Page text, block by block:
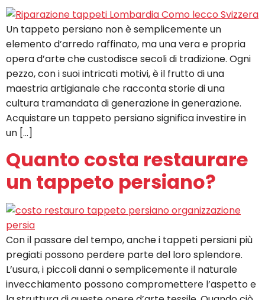
Un tappeto persiano non è semplicemente un
elemento d’arredo raffinato, ma una vera e propria
opera d’arte che custodisce secoli di tradizione. Ogni
pezzo, con i suoi intricati motivi, è il frutto di una
maestria artigianale che racconta storie di una
cultura tramandata di generazione in generazione.
Acquistare un tappeto persiano significa investire in
un […]
Quanto costa restaurare
un tappeto persiano?
Con il passare del tempo, anche i tappeti persiani più
pregiati possono perdere parte del loro splendore.
L’usura, i piccoli danni o semplicemente il naturale
invecchiamento possono compromettere l’aspetto e